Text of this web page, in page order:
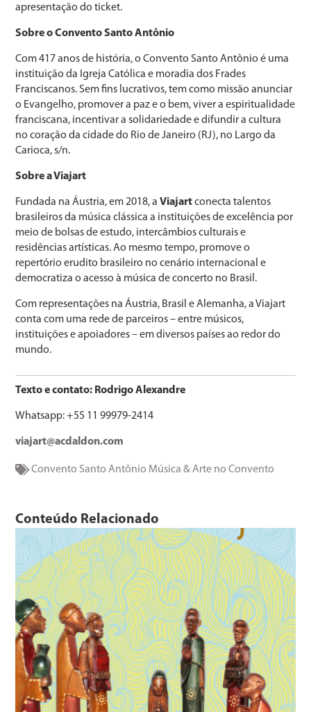
apresentação do ticket.
Sobre o Convento Santo Antônio
Com 417 anos de história, o Convento Santo Antônio é uma
instituição da Igreja Católica e moradia dos Frades
Franciscanos. Sem fins lucrativos, tem como missão anunciar
o Evangelho, promover a paz e o bem, viver a espiritualidade
franciscana, incentivar a solidariedade e difundir a cultura
no coração da cidade do Rio de Janeiro (RJ), no Largo da
Carioca, s/n.
Sobre a Viajart
Fundada na Áustria, em 2018, aViajartconecta talentos
brasileiros da música clássica a instituições de excelência por
meio de bolsas de estudo, intercâmbios culturais e
residências artísticas. Ao mesmo tempo, promove o
repertório erudito brasileiro no cenário internacional e
democratiza o acesso à música de concerto no Brasil.
Com representações na Áustria, Brasil e Alemanha, a Viajart
conta com uma rede de parceiros – entre músicos,
instituições e apoiadores – em diversos países ao redor do
mundo.
Texto e contato: Rodrigo Alexandre
Whatsapp: +55 11 99979-2414
viajart@acdaldon.com
Convento Santo Antônio Música & Arte no Convento
Conteúdo Relacionado